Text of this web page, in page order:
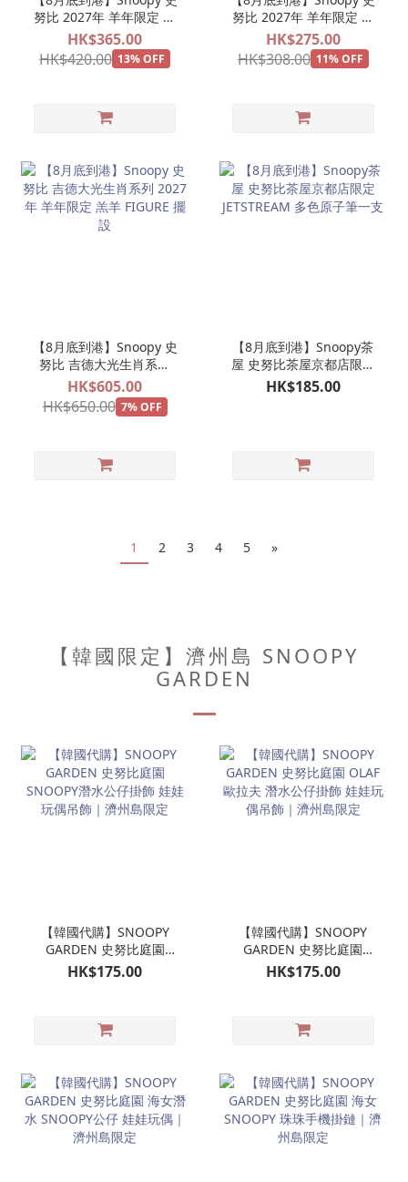
努比 2027年 羊年限定 毛
絨羊帽 羔羊公仔 娃娃玩偶
HK$365.00
HK$420.00 13% OFF
努比 2027年 羊年限定 毛
絨羊帽 羔羊公仔掛飾 娃娃
玩偶吊飾
HK$275.00
HK$308.00 11% OFF
【8月底到港】Snoopy 史
努比 吉德大光生肖系列
2027年 羊年限定 羔羊
FIGURE 擺設
HK$605.00
HK$650.00 7% OFF
【8月底到港】Snoopy茶
屋 史努比茶屋京都店限定
JETSTREAM 多色原子筆一
HK$185.00
1 2 3 4 5 »
【韓國限定】濟州島 SNOOPY
GARDEN
【韓國代購】SNOOPY
GARDEN 史努比庭園
SNOOPY潛水公仔掛飾 娃
娃玩偶吊飾｜濟州島限定
HK$175.00
【韓國代購】SNOOPY
GARDEN 史努比庭園
OLAF 歐拉夫 潛水公仔掛
飾 娃娃玩偶吊飾｜濟州島
HK$175.00